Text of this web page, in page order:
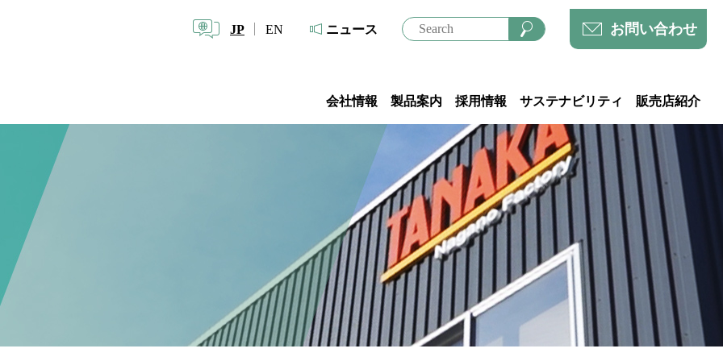
JP EN ニュース お問い合わせ
会社情報 製品案内 採用情報 サステナビリティ 販売店紹介